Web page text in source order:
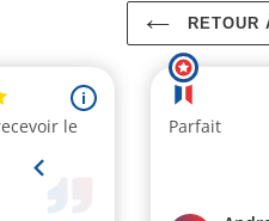
RETOUR